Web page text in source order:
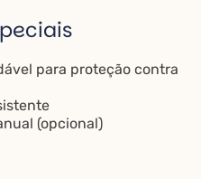
para proteção contra
(opcional)